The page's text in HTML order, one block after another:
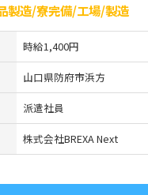
製造/寮完備/工場/製造
時給1,400円
山口県防府市浜方
派遣社員
株式会社BREXA Next